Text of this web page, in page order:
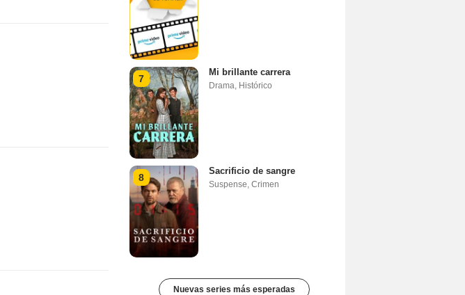
7
Mi brillante carrera
Drama Histórico
8
Sacrificio de sangre
Suspense Crimen
Nuevas series más esperadas